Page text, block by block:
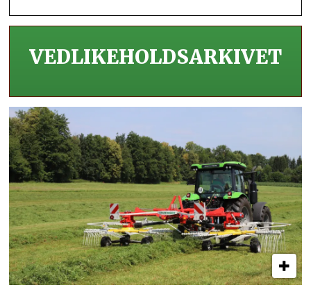
VEDLIKEHOLDS­ARKIVET